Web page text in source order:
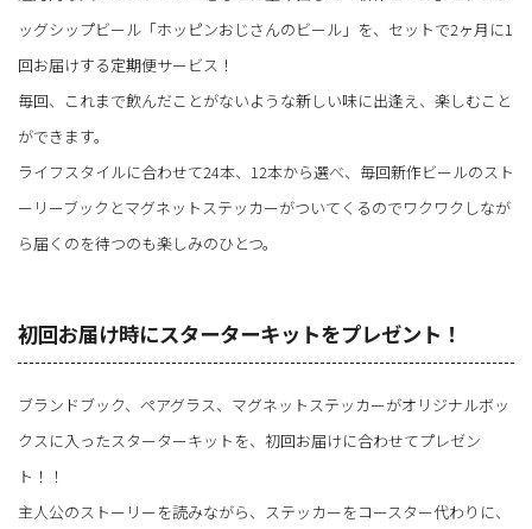
ッグシップビール「ホッピンおじさんのビール」を、セットで2ヶ月に1
回お届けする定期便サービス！
毎回、これまで飲んだことがないような新しい味に出逢え、楽しむこと
ができます。
ライフスタイルに合わせて24本、12本から選べ、毎回新作ビールのスト
ーリーブックとマグネットステッカーがついてくるのでワクワクしなが
ら届くのを待つのも楽しみのひとつ。
初回お届け時にスターターキットをプレゼント！
ブランドブック、ペアグラス、マグネットステッカーがオリジナルボッ
クスに入ったスターターキットを、初回お届けに合わせてプレゼン
ト！！
主人公のストーリーを読みながら、ステッカーをコースター代わりに、